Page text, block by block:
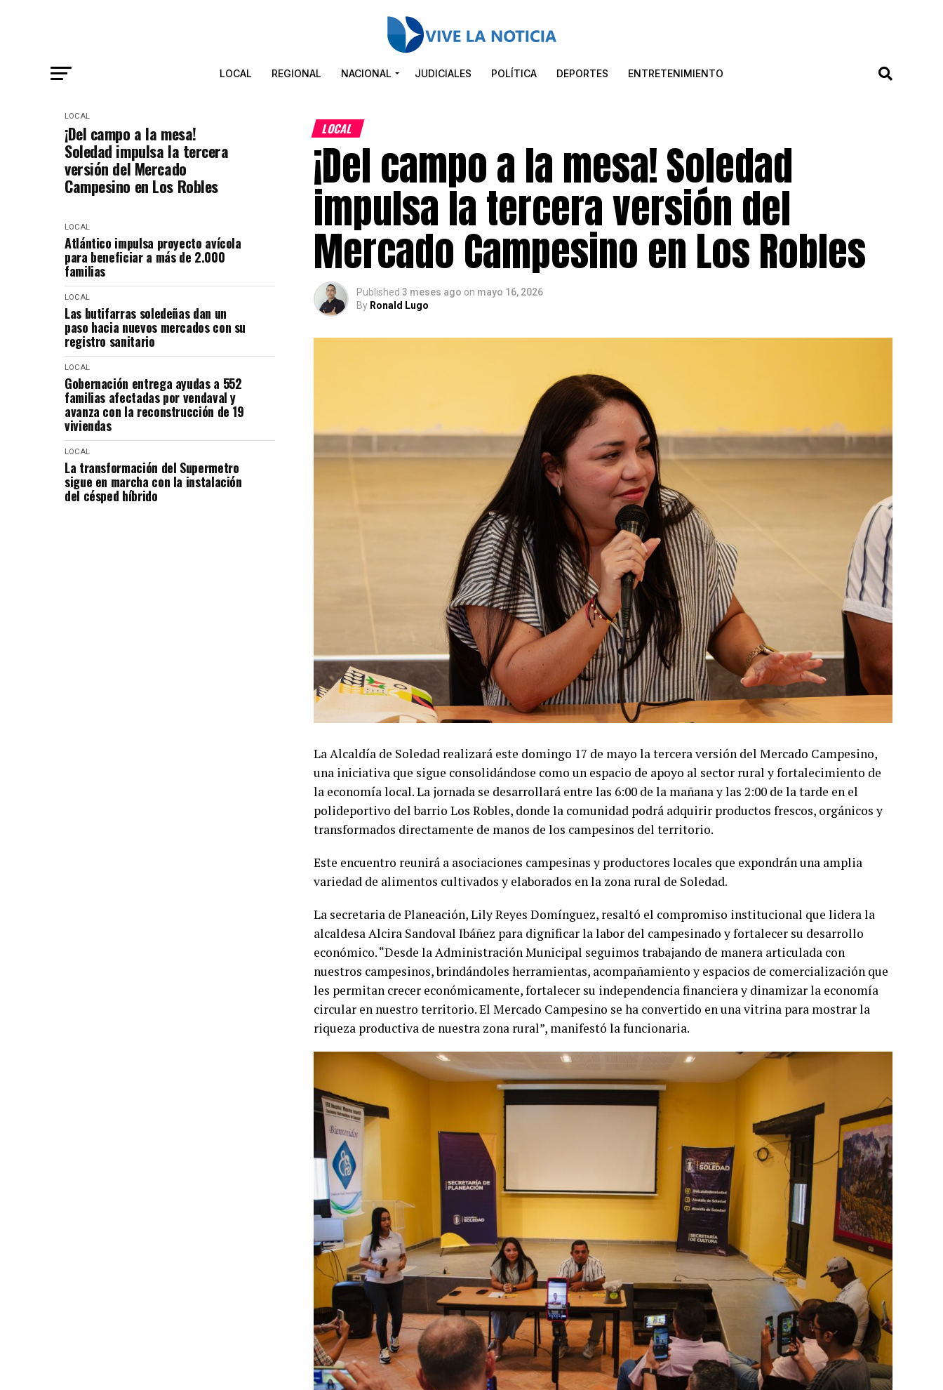
LOCAL REGIONAL NACIONAL JUDICIALES POLÍTICA DEPORTES ENTRETENIMIENTO
LOCAL
¡Del campo a la mesa!
Soledad impulsa la tercera
versión del Mercado
Campesino en Los Robles
LOCAL
Atlántico impulsa proyecto avícola
para beneficiar a más de 2.000
familias
LOCAL
Las butifarras soledeñas dan un
paso hacia nuevos mercados con su
registro sanitario
LOCAL
Gobernación entrega ayudas a 552
familias afectadas por vendaval y
avanza con la reconstrucción de 19
viviendas
LOCAL
La transformación del Supermetro
sigue en marcha con la instalación
del césped híbrido
LOCAL
¡Del campo a la mesa! Soledad
impulsa la tercera versión del
Mercado Campesino en Los Robles
Published 3 meses ago on mayo 16, 2026
By Ronald Lugo
La Alcaldía de Soledad realizará este domingo 17 de mayo la tercera versión del Mercado Campesino,
una iniciativa que sigue consolidándose como un espacio de apoyo al sector rural y fortalecimiento de
la economía local. La jornada se desarrollará entre las 6:00 de la mañana y las 2:00 de la tarde en el
polideportivo del barrio Los Robles, donde la comunidad podrá adquirir productos frescos, orgánicos y
transformados directamente de manos de los campesinos del territorio.
Este encuentro reunirá a asociaciones campesinas y productores locales que expondrán una amplia
variedad de alimentos cultivados y elaborados en la zona rural de Soledad.
La secretaria de Planeación, Lily Reyes Domínguez, resaltó el compromiso institucional que lidera la
alcaldesa Alcira Sandoval Ibáñez para dignificar la labor del campesinado y fortalecer su desarrollo
económico. “Desde la Administración Municipal seguimos trabajando de manera articulada con
nuestros campesinos, brindándoles herramientas, acompañamiento y espacios de comercialización que
les permitan crecer económicamente, fortalecer su independencia financiera y dinamizar la economía
circular en nuestro territorio. El Mercado Campesino se ha convertido en una vitrina para mostrar la
riqueza productiva de nuestra zona rural”, manifestó la funcionaria.